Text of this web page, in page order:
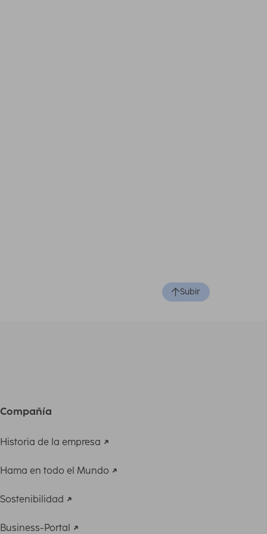
Subir
Compañía
Historia de la empresa
Hama en todo el Mundo
Sostenibilidad
Business-Portal